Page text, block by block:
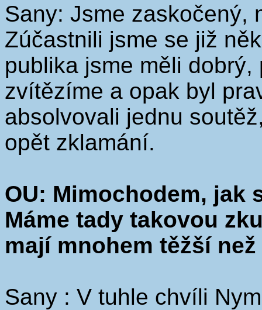
Sany: Jsme zaskočený,
Zúčastnili jsme se již
publika jsme měli
zvítězíme a opak byl
absolvovali jednu
opět zklamání.
OU: Mimochodem, jak
Máme tady takovou
mají mnohem těžší
Sany : V tuhle chvíli